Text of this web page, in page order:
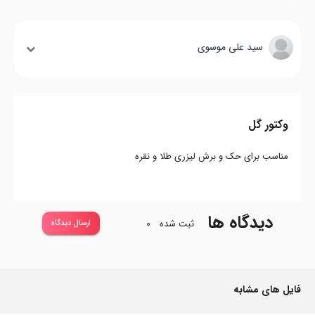
سید علی موسوی
وکتور گل
مناسب برای حک و برش لیزری طلا و نقره
دیدگاه ها ثبت شده 0 ارسال دیدگاه
فایل های مشابه